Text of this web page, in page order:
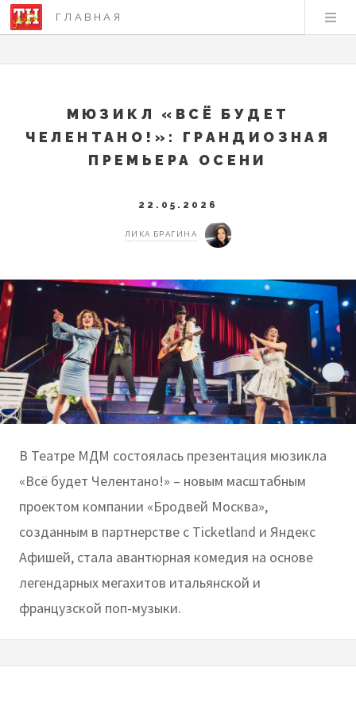
ГЛАВНАЯ
МЮЗИКЛ «ВСЁ БУДЕТ
ЧЕЛЕНТАНО!»: ГРАНДИОЗНАЯ
ПРЕМЬЕРА ОСЕНИ
22.05.2026
ЛИКА БРАГИНА
В Театре МДМ состоялась презентация мюзикла
«Всё будет Челентано!» – новым масштабным
проектом компании «Бродвей Москва»,
созданным в партнерстве с Ticketland и Яндекс
Афишей, стала авантюрная комедия на основе
легендарных мегахитов итальянской и
французской поп-музыки.